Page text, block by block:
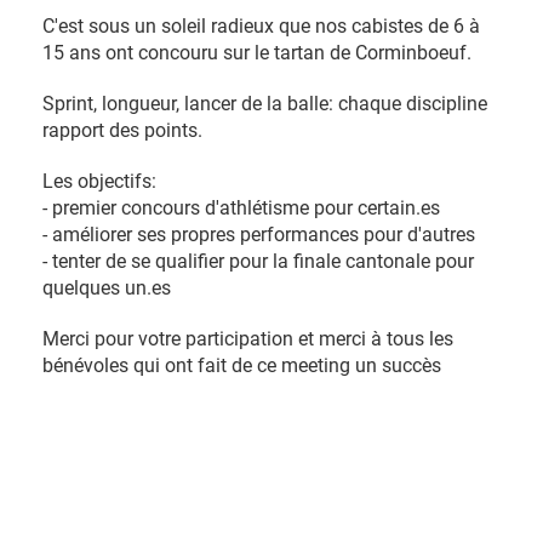
C'est sous un soleil radieux que nos cabistes de 6 à
15 ans ont concouru sur le tartan de Corminboeuf.
Sprint, longueur, lancer de la balle: chaque discipline
rapport des points.
Les objectifs:
- premier concours d'athlétisme pour certain.es
- améliorer ses propres performances pour d'autres
- tenter de se qualifier pour la finale cantonale pour
quelques un.es
Merci pour votre participation et merci à tous les
bénévoles qui ont fait de ce meeting un succès